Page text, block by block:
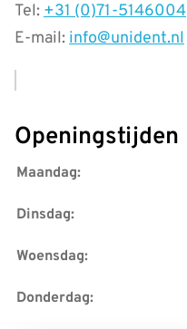
Tel:+31 (0)71-5146004
E-mail:info@unident.nl
Openingstijden
Maandag:
Dinsdag:
Woensdag:
Donderdag: